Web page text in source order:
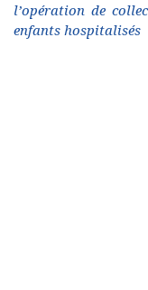
l’opération de
enfants hospitalisés